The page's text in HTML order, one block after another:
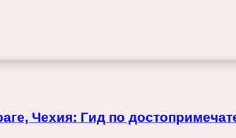
Чехия: Гид по